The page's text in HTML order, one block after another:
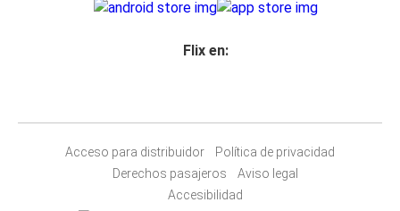
Flix en:
Acceso para distribuidor
Política de privacidad
Derechos pasajeros
Aviso legal
Accesibilidad